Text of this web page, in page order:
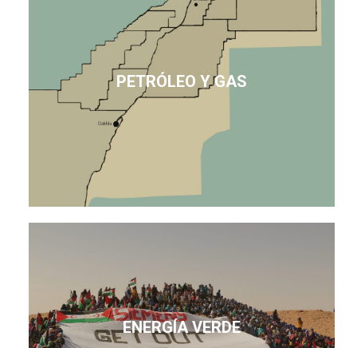
PETRÓLEO Y GAS
ENERGÍA VERDE